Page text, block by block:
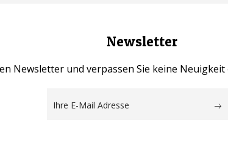
Newsletter
Newsletter und verpassen Sie keine